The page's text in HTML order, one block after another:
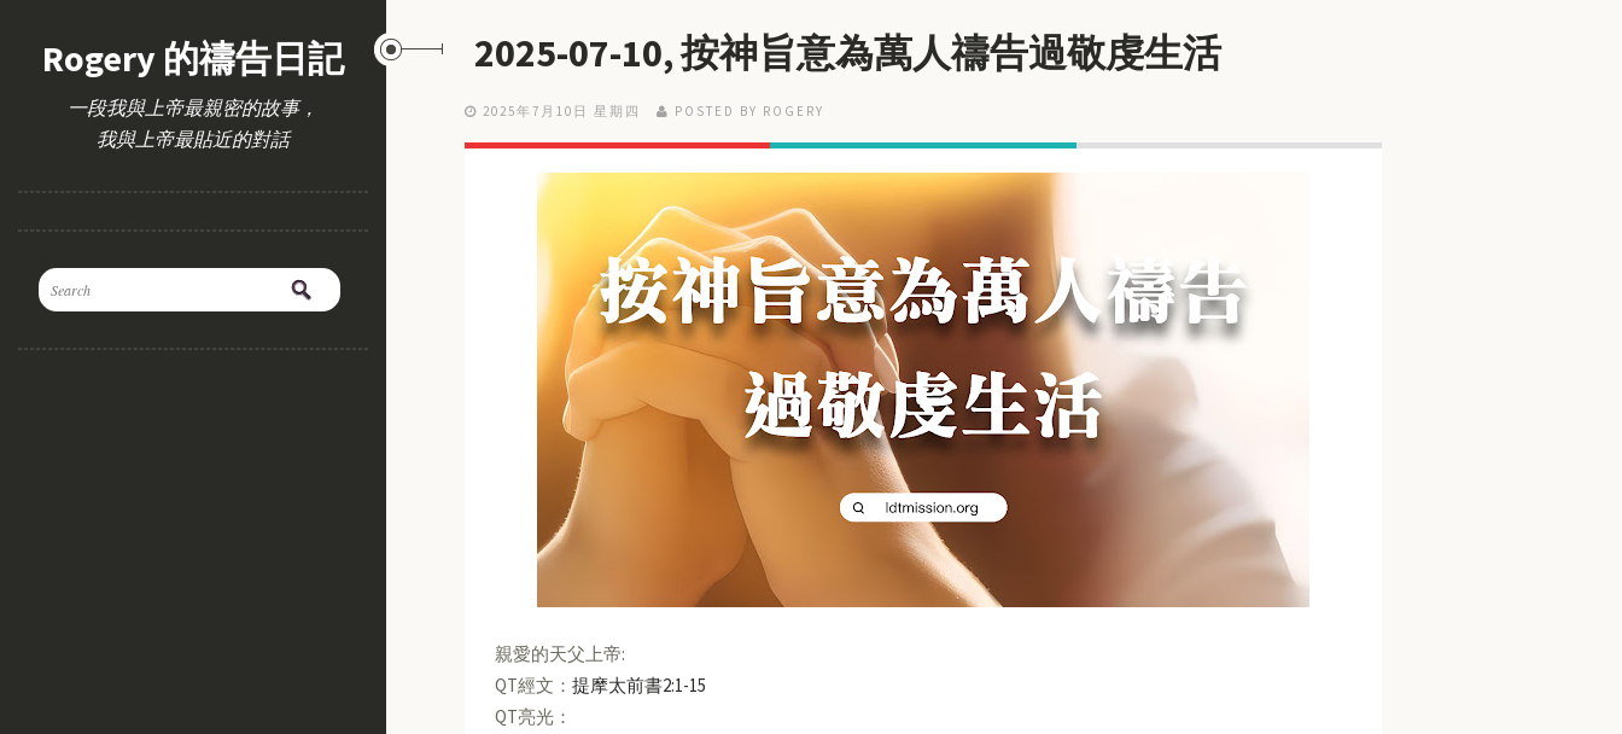
Rogery 的禱告日記
一段我與上帝最親密的故事，
我與上帝最貼近的對話
2025-07-10, 按神旨意為萬人禱告過敬虔生活
2025年7月10日 星期四 POSTED BY ROGERY
親愛的天父上帝:
QT經文： 提摩太前書2:1-15
QT亮光：